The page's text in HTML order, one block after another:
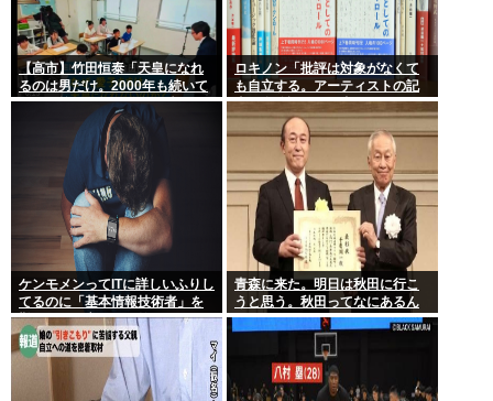
【高市】竹田恒泰「天皇になれ
るのは男だけ。2000年も続いて
きた伝統。歌舞伎も女は駄目だ
ロキノン「批評は対象がなくて
も自立する。アーティストの記
事に自分語りしか書かなくても
OK」 これさぁ…
ケンモメンってITに詳しいふりし
てるのに「基本情報技術者」を
難しいって言ってて笑ったわ
青森に来た。明日は秋田に行こ
うと思う。秋田ってなにあるん
だ？